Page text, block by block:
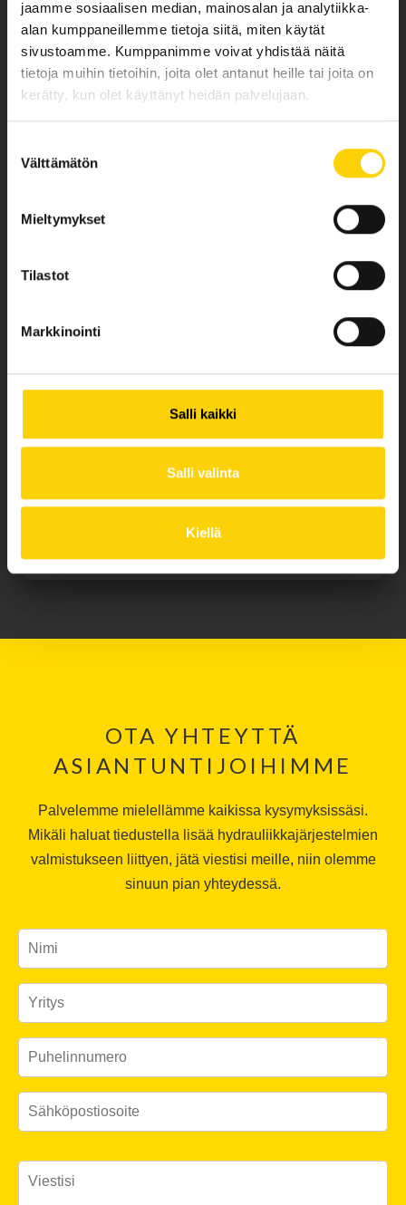
jaamme sosiaalisen median, mainosalan ja analytiikka-
alan kumppaneillemme tietoja siitä, miten käytät
sivustoamme. Kumppanimme voivat yhdistää näitä
tietoja muihin tietoihin, joita olet antanut heille tai joita on
kerätty, kun olet käyttänyt heidän palvelujaan.
valinta
Välttämätön
Mieltymykset
Tilastot
Markkinointi
Salli kaikki
Salli valinta
Kiellä
SOITA 010 248 6100
Työajan ulkopuolella010 248 6100
Ruukintie 16, Lappeenranta
ma-pe klo 7:00 - 16:30
OTA YHTEYTTÄ
ASIANTUNTIJOIHIMME
Palvelemme mielellämme kaikissa kysymyksissäsi.
Mikäli haluat tiedustella lisää hydrauliikkajärjestelmien
valmistukseen liittyen, jätä viestisi meille, niin olemme
sinuun pian yhteydessä.
Please leave this field empty.